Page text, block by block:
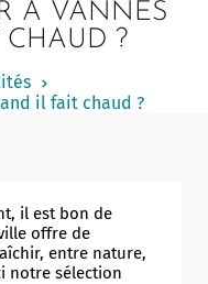
À VANNES
?
il fait chaud ?
il est bon de
offre de
entre nature,
notre sélection